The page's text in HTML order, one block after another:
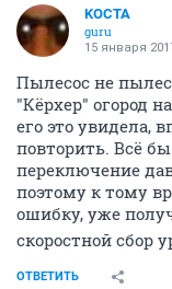
KOCTA
guru
15 января
Пылесос не
"Кёрхер" огород
его это увидела,
повторить. Всё
переключение
поэтому к тому
ошибку, уже
скоростной сбор
ОТВЕТИТЬ